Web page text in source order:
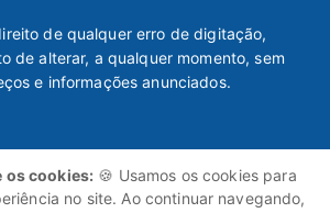
de qualquer erro de digitação,
de alterar, a qualquer momento, sem
e informações anunciados.
os cookies: 🍪 Usamos os cookies para
no site. Ao continuar navegando,